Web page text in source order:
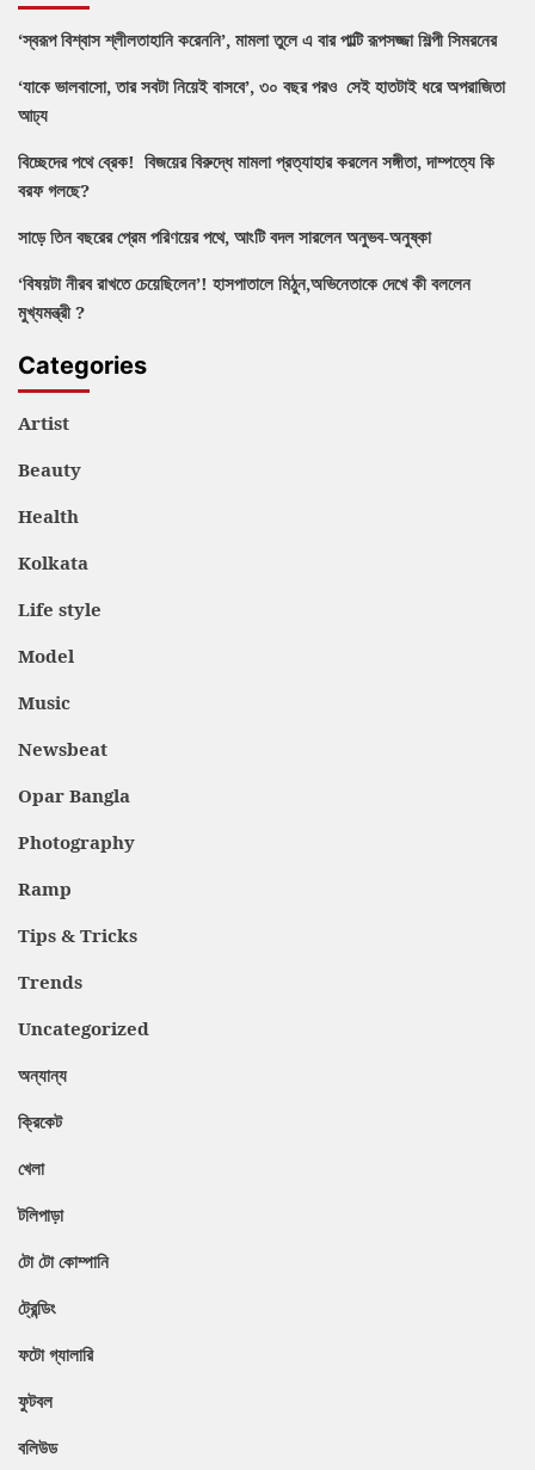
‘স্বরূপ বিশ্বাস শ্লীলতাহানি করেননি’, মামলা তুলে এ বার পাল্টি রূপসজ্জা শিল্পী সিমরনের
‘যাকে ভালবাসো, তার সবটা নিয়েই বাসবে’, ৩০ বছর পরও সেই হাতটাই ধরে অপরাজিতা
আঢ্য
বিচ্ছেদের পথে ব্রেক! বিজয়ের বিরুদ্ধে মামলা প্রত্যাহার করলেন সঙ্গীতা, দাম্পত্যে কি
বরফ গলছে?
সাড়ে তিন বছরের প্রেম পরিণয়ের পথে, আংটি বদল সারলেন অনুভব-অনুষ্কা
‘বিষয়টা নীরব রাখতে চেয়েছিলেন’! হাসপাতালে মিঠুন,অভিনেতাকে দেখে কী বললেন
মুখ্যমন্ত্রী ?
Categories
Artist
Beauty
Health
Kolkata
Life style
Model
Music
Newsbeat
Opar Bangla
Photography
Ramp
Tips & Tricks
Trends
Uncategorized
অন্যান্য
ক্রিকেট
খেলা
টলিপাড়া
টো টো কোম্পানি
ট্রেন্ডিং
ফটো গ্যালারি
ফুটবল
বলিউড